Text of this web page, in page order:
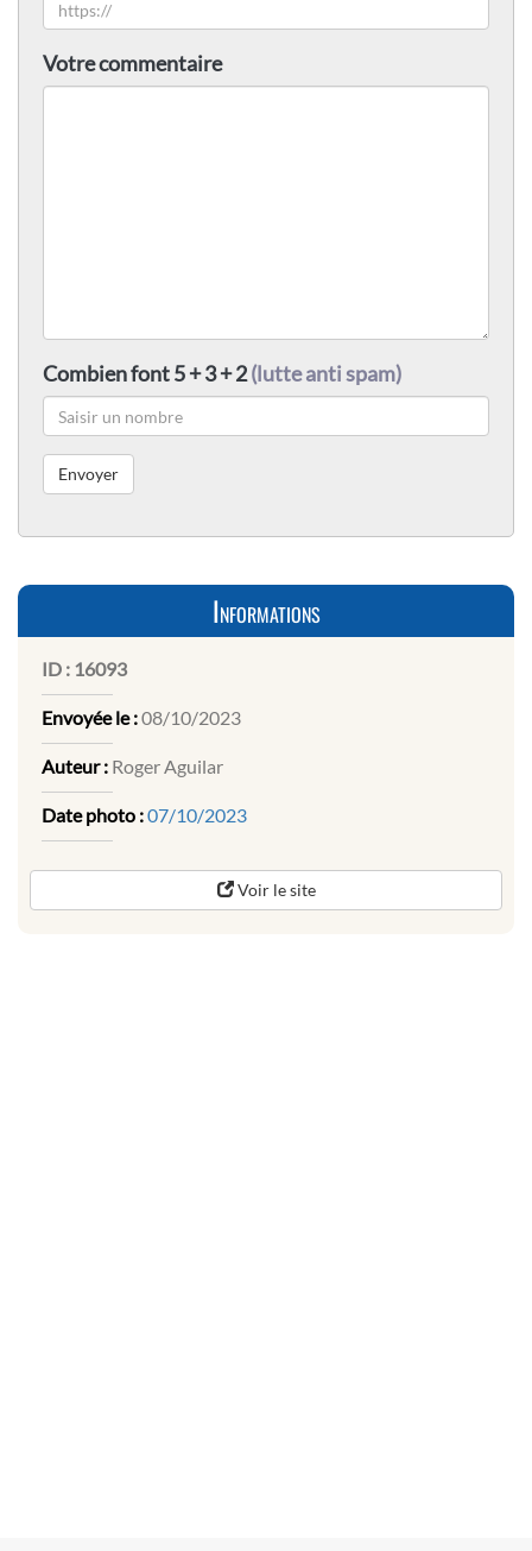
Votre commentaire
Combien font 5 + 3 + 2(lutte anti spam)
Informations
ID : 16093
Envoyée le :08/10/2023
Auteur : Roger Aguilar
Date photo :07/10/2023
Voir le site